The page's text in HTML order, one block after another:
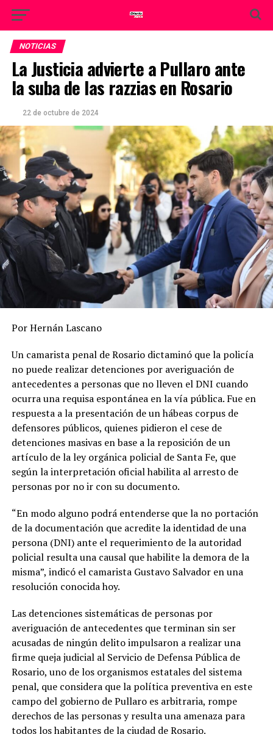
NOTICIAS
La Justicia advierte a Pullaro ante
la suba de las razzias en Rosario
22 de octubre de 2024
Por Hernán Lascano
Un camarista penal de Rosario dictaminó que la policía
no puede realizar detenciones por averiguación de
antecedentes a personas que no lleven el DNI cuando
ocurra una requisa espontánea en la vía pública. Fue en
respuesta a la presentación de un hábeas corpus de
defensores públicos, quienes pidieron el cese de
detenciones masivas en base a la reposición de un
artículo de la ley orgánica policial de Santa Fe, que
según la interpretación oficial habilita al arresto de
personas por no ir con su documento.
“En modo alguno podrá entenderse que la no portación
de la documentación que acredite la identidad de una
persona (DNI) ante el requerimiento de la autoridad
policial resulta una causal que habilite la demora de la
misma”, indicó el camarista Gustavo Salvador en una
resolución conocida hoy.
Las detenciones sistemáticas de personas por
averiguación de antecedentes que terminan sin ser
acusadas de ningún delito impulsaron a realizar una
firme queja judicial al Servicio de Defensa Pública de
Rosario, uno de los organismos estatales del sistema
penal, que considera que la política preventiva en este
campo del gobierno de Pullaro es arbitraria, rompe
derechos de las personas y resulta una amenaza para
todos los habitantes de la ciudad de Rosario.